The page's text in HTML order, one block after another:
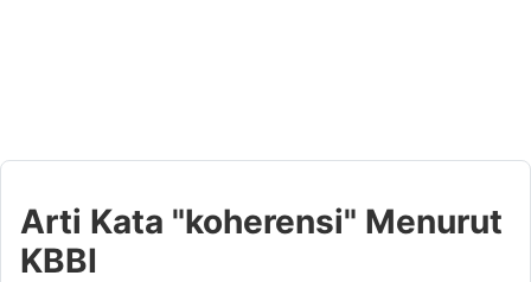
Arti Kata "koherensi" Menurut
KBBI